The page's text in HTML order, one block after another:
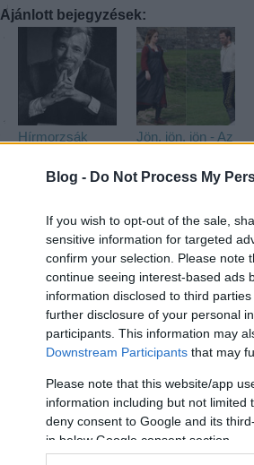
Blog - Do Not Process My
If you wish to opt-out of the sale,
sensitive information for targeted
confirm your selection. Please note
continue seeing interest-based ads
information disclosed to third
further disclosure of your personal
participants. This information may
Downstream Participants that may
Please note that this website/app
information including but not limited
deny consent to Google and its
in below Google consent section.
Ajánlott bejegyzések:
Hírmorzsák
Jön, jön, jön - Az
mozifilm
Így született az
Into the Woods
Sondheim
magyarul -
Minket őrületbe
kergetsz
A bejegyzés trackback címe:
https://sondheimtisztelo.blog.hu/api/